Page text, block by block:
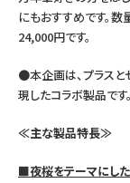
にもおすすめです。数
24,000円です。
●本企画は、プラスと
現したコラボ製品です。
≪主な製品特長≫
■夜桜をテーマにし